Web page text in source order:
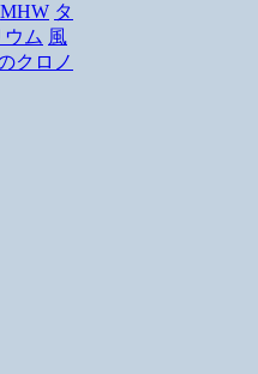
MHW タ
ム 風
クロノ